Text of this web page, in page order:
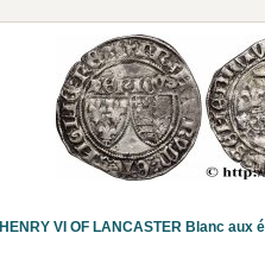
HENRY VI OF LANCASTER Blanc aux